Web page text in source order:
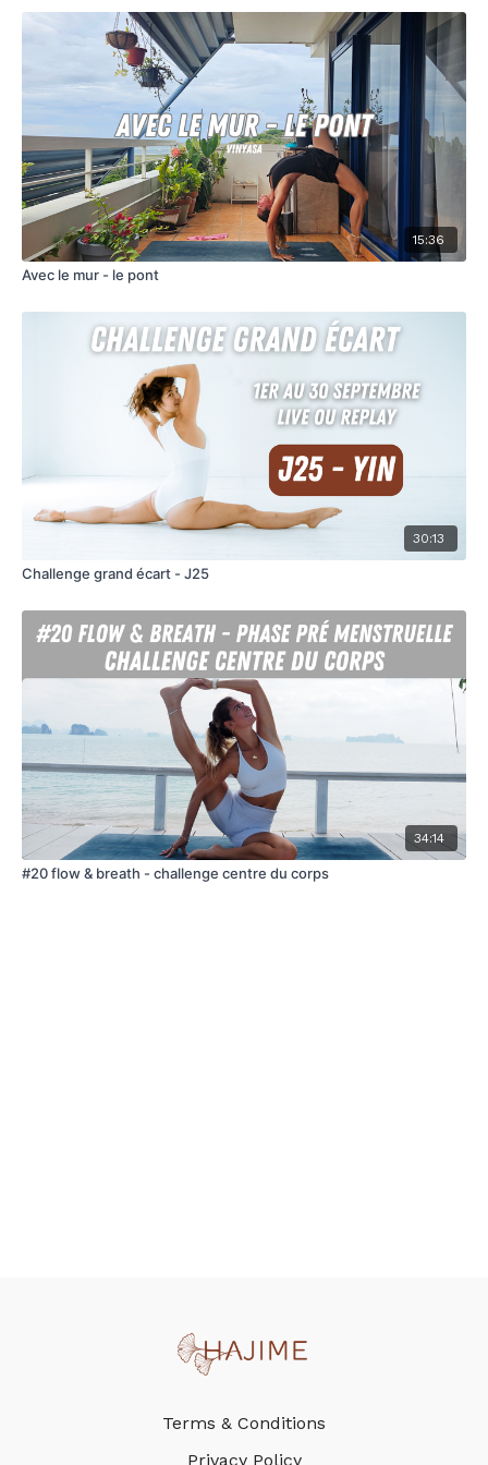
15:36
Avec le mur - le pont
30:13
Challenge grand écart - J25
34:14
#20 flow & breath - challenge centre du corps
Terms & Conditions
Privacy Policy